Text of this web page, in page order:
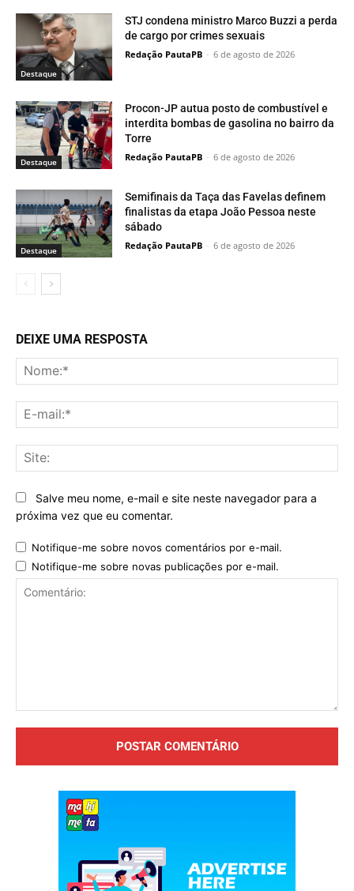
Destaque
STJ condena ministro Marco Buzzi a perda
de cargo por crimes sexuais
Redação PautaPB - 6 de agosto de 2026
Destaque
Procon-JP autua posto de combustível e
interdita bombas de gasolina no bairro da
Torre
Redação PautaPB - 6 de agosto de 2026
Destaque
Semifinais da Taça das Favelas definem
finalistas da etapa João Pessoa neste
sábado
Redação PautaPB - 6 de agosto de 2026
DEIXE UMA RESPOSTA
Salve meu nome, e-mail e site neste navegador para a
próxima vez que eu comentar.
Notifique-me sobre novos comentários por e-mail.
Notifique-me sobre novas publicações por e-mail.